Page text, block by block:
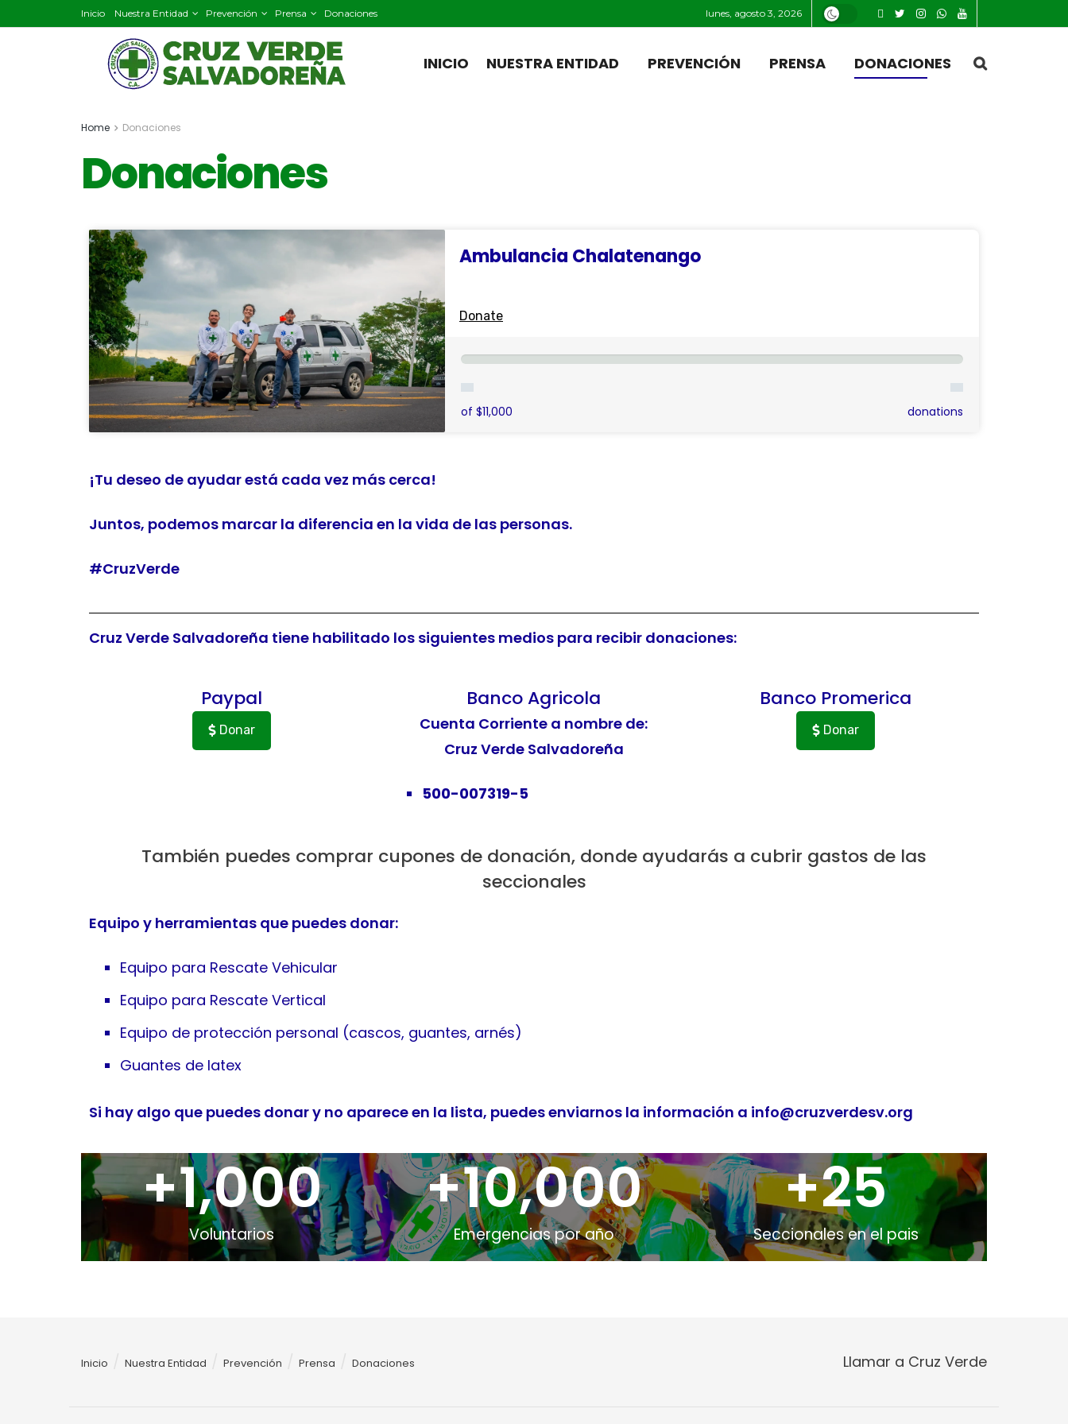
Inicio Nuestra Entidad Prevención Prensa Donaciones lunes, agosto 3, 2026
INICIO NUESTRA ENTIDAD PREVENCIÓN PRENSA DONACIONES
Home Donaciones
Donaciones
Ambulancia Chalatenango
Donate
of $11,000 donations
¡Tu deseo de ayudar está cada vez más cerca!
Juntos, podemos marcar la diferencia en la vida de las personas.
#CruzVerde
Cruz Verde Salvadoreña tiene habilitado los siguientes medios para recibir donaciones:
Paypal
Donar
Banco Agricola
Cuenta Corriente a nombre de:
Cruz Verde Salvadoreña
500-007319-5
Banco Promerica
Donar
También puedes comprar cupones de donación, donde ayudarás a cubrir gastos de las
seccionales
Equipo y herramientas que puedes donar:
Equipo para Rescate Vehicular
Equipo para Rescate Vertical
Equipo de protección personal (cascos, guantes, arnés)
Guantes de latex
Si hay algo que puedes donar y no aparece en la lista, puedes enviarnos la información a info@cruzverdesv.org
+1,000
Voluntarios
+10,000
Emergencias por año
+25
Seccionales en el pais
Inicio Nuestra Entidad Prevención Prensa Donaciones Llamar a Cruz Verde